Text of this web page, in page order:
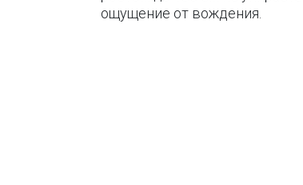
ощущение от вождения.